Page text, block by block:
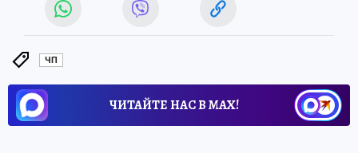
ЧП
ЧИТАЙТЕ НАС В МАХ!